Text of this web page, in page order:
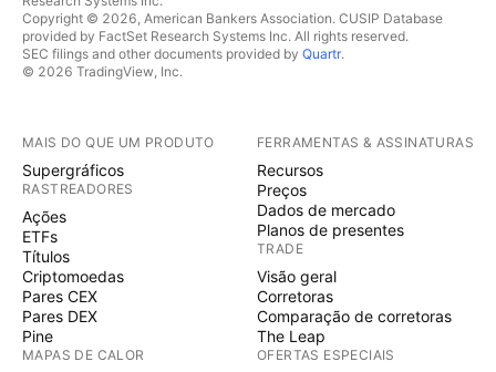
Copyright © 2026, American Bankers Association. CUSIP Database
provided by FactSet Research Systems Inc. All rights reserved.
SEC filings and other documents provided by Quartr.
© 2026 TradingView, Inc.
MAIS DO QUE UM PRODUTO
Supergráficos
RASTREADORES
Ações
ETFs
Títulos
Criptomoedas
Pares CEX
Pares DEX
Pine
MAPAS DE CALOR
FERRAMENTAS & ASSINATURAS
Recursos
Preços
Dados de mercado
Planos de presentes
TRADE
Visão geral
Corretoras
Comparação de corretoras
The Leap
OFERTAS ESPECIAIS